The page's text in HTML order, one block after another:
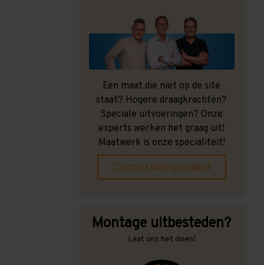
Een maat die niet op de site
staat? Hogere draagkrachten?
Speciale uitvoeringen? Onze
experts werken het graag uit!
Maatwerk is onze specialiteit!
Contact met specialist
Montage uitbesteden?
Laat ons het doen!